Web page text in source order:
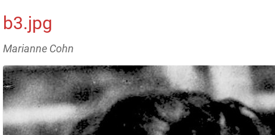
b3.jpg
Marianne Cohn